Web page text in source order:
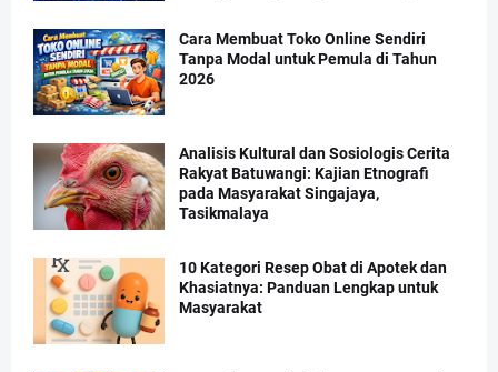
Cara Membuat Toko Online Sendiri
Tanpa Modal untuk Pemula di Tahun
2026
Analisis Kultural dan Sosiologis Cerita
Rakyat Batuwangi: Kajian Etnografi
pada Masyarakat Singajaya,
Tasikmalaya
10 Kategori Resep Obat di Apotek dan
Khasiatnya: Panduan Lengkap untuk
Masyarakat